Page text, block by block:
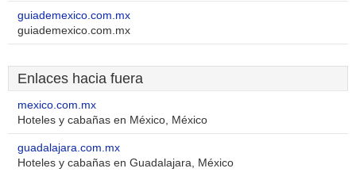
guiademexico.com.mx
guiademexico.com.mx
Enlaces hacia fuera
mexico.com.mx
Hoteles y cabañas en México, México
guadalajara.com.mx
Hoteles y cabañas en Guadalajara, México